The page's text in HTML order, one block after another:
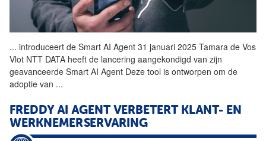
... introduceert de Smart AI Agent 31 januari 2025 Tamara de Vos
Vlot NTT DATA heeft de lancering aangekondigd van zijn
geavanceerde Smart AI Agent Deze tool is ontworpen om de
adoptie van ...
FREDDY AI AGENTVERBETERT KLANT- EN
WERKNEMERSERVARING